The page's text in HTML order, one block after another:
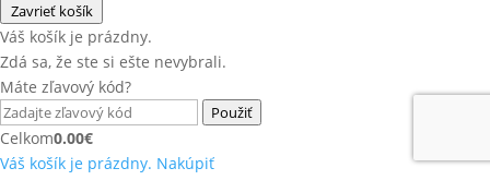
Zavrieť košík
Váš košík je prázdny.
Zdá sa, že ste si ešte nevybrali.
Máte zľavový kód?
Použiť
Celkom0.00€
Váš košík je prázdny. Nakúpiť